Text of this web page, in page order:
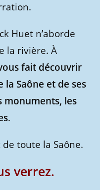
Huet n’aborde
la rivière. À
fait découvrir
la Saône et de ses
monuments, les
.
toute la Saône.
verrez.